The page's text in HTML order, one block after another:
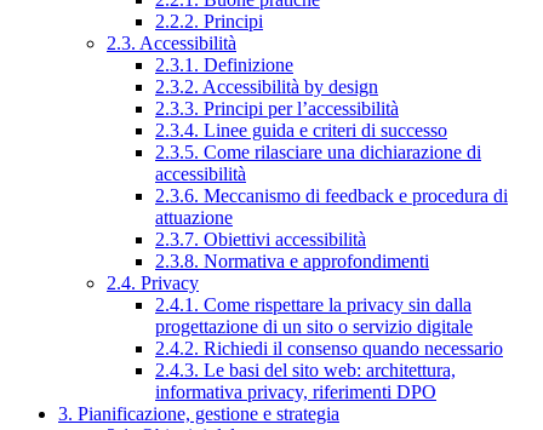
2.2.2. Principi
2.3. Accessibilità
2.3.1. Definizione
2.3.2. Accessibilità by design
2.3.3. Principi per l’accessibilità
2.3.4. Linee guida e criteri di successo
2.3.5. Come rilasciare una dichiarazione di
accessibilità
2.3.6. Meccanismo di feedback e procedura di
attuazione
2.3.7. Obiettivi accessibilità
2.3.8. Normativa e approfondimenti
2.4. Privacy
2.4.1. Come rispettare la privacy sin dalla
progettazione di un sito o servizio digitale
2.4.2. Richiedi il consenso quando necessario
2.4.3. Le basi del sito web: architettura,
informativa privacy, riferimenti DPO
3. Pianificazione, gestione e strategia